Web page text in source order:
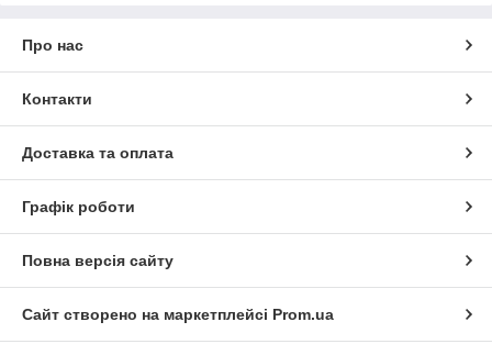
Про нас
Контакти
Доставка та оплата
Графік роботи
Повна версія сайту
Сайт створено на маркетплейсі Prom.ua